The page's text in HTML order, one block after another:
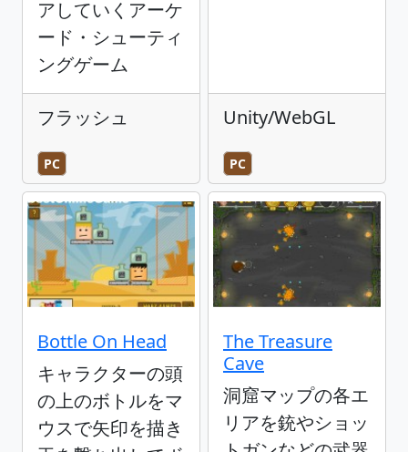
アしていくアーケ
ード・シューティ
ングゲーム
フラッシュ
PC
Unity/WebGL
PC
Bottle On Head
キャラクターの頭
の上のボトルをマ
ウスで矢印を描き
The Treasure
Cave
洞窟マップの各エ
リアを銃やショッ